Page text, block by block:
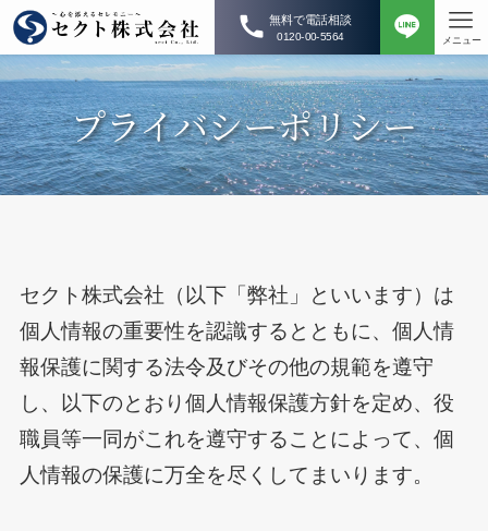
無料で電話相談
0120-00-5564 メニュー
プライバシーポリシー
セクト株式会社（以下「弊社」といいます）は
個人情報の重要性を認識するとともに、個人情
報保護に関する法令及びその他の規範を遵守
し、以下のとおり個人情報保護方針を定め、役
職員等一同がこれを遵守することによって、個
人情報の保護に万全を尽くしてまいります。